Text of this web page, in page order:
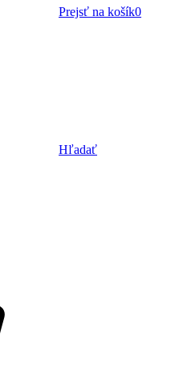
Prejsť na košík0
Hľadať